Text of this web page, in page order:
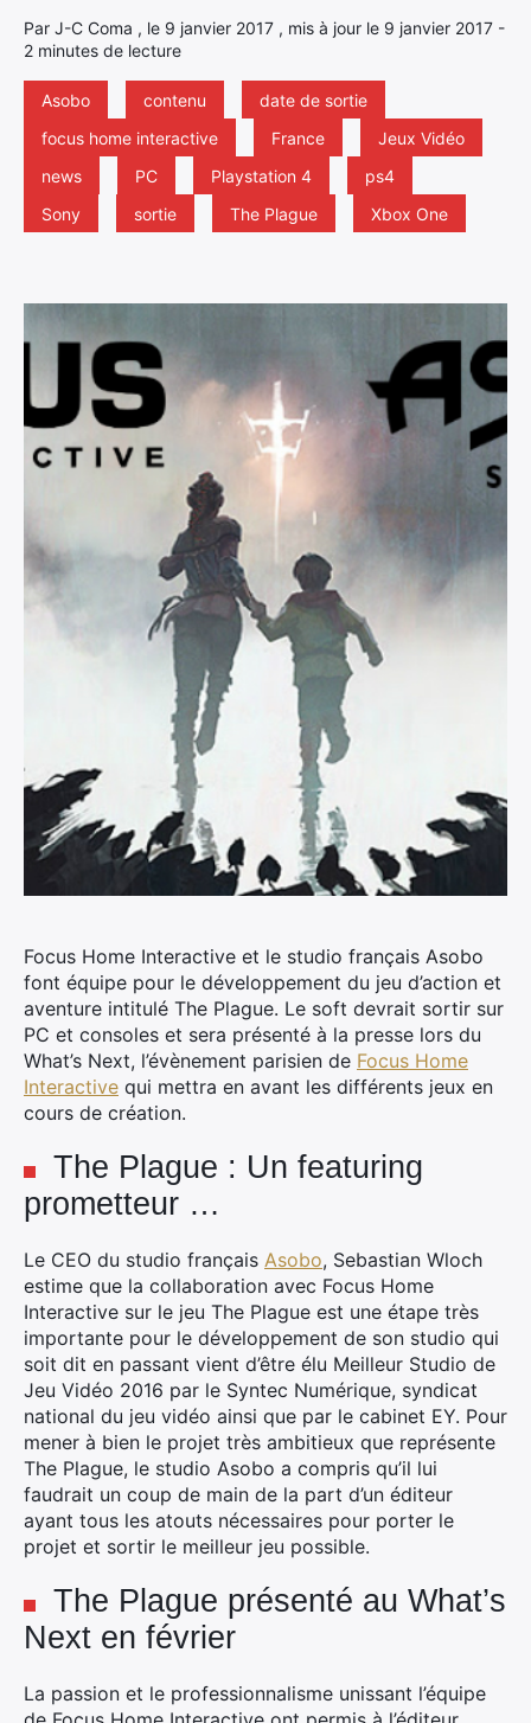
Par J-C Coma , le 9 janvier 2017 , mis à jour le 9 janvier 2017 -
2 minutes de lecture
Asobo contenu
date de sortie
focus home interactive
France
Jeux Vidéo
news
PC Playstation 4
ps4
Sony
sortie The Plague Xbox One
Focus Home Interactive et le studio français Asobo
font équipe pour le développement du jeu d’action et
aventure intitulé The Plague. Le soft devrait sortir sur
PC et consoles et sera présenté à la presse lors du
What’s Next, l’évènement parisien de Focus Home
Interactive qui mettra en avant les différents jeux en
cours de création.
The Plague : Un featuring
prometteur …
Le CEO du studio français Asobo, Sebastian Wloch
estime que la collaboration avec Focus Home
Interactive sur le jeu The Plague est une étape très
importante pour le développement de son studio qui
soit dit en passant vient d’être élu Meilleur Studio de
Jeu Vidéo 2016 par le Syntec Numérique, syndicat
national du jeu vidéo ainsi que par le cabinet EY. Pour
mener à bien le projet très ambitieux que représente
The Plague, le studio Asobo a compris qu’il lui
faudrait un coup de main de la part d’un éditeur
ayant tous les atouts nécessaires pour porter le
projet et sortir le meilleur jeu possible.
The Plague présenté au What’s
Next en février
La passion et le professionnalisme unissant l’équipe